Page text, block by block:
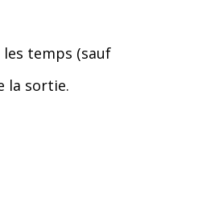
les temps (sauf
la sortie.